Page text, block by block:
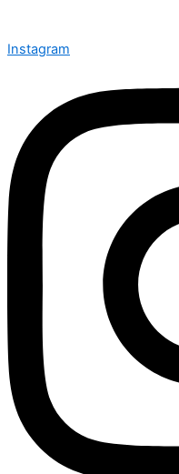
Instagram